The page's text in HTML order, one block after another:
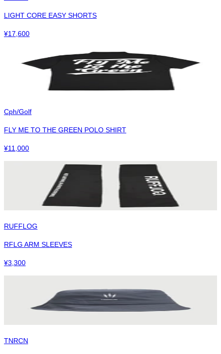
LIGHT CORE EASY SHORTS
¥17,600
Cph/Golf
FLY ME TO THE GREEN POLO SHIRT
¥11,000
RUFFLOG
RFLG ARM SLEEVES
¥3,300
TNRCN